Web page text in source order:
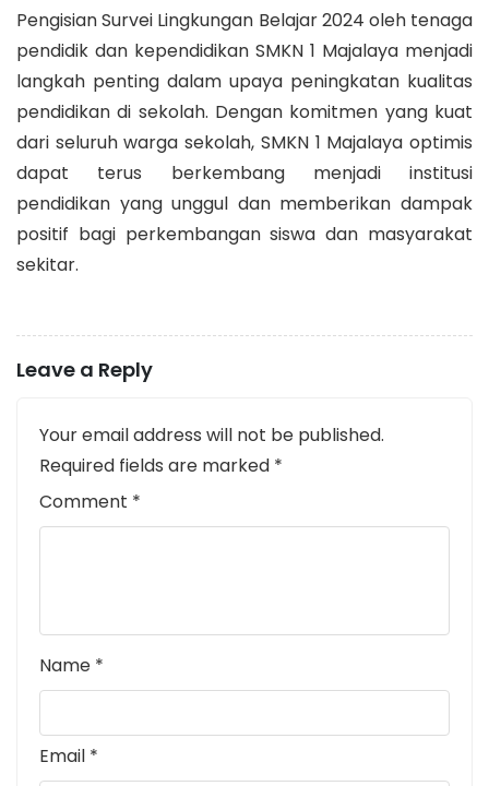
Pengisian Survei Lingkungan Belajar 2024 oleh tenaga
pendidik dan kependidikan SMKN 1 Majalaya menjadi
langkah penting dalam upaya peningkatan kualitas
pendidikan di sekolah. Dengan komitmen yang kuat
dari seluruh warga sekolah, SMKN 1 Majalaya optimis
dapat terus berkembang menjadi institusi
pendidikan yang unggul dan memberikan dampak
positif bagi perkembangan siswa dan masyarakat
sekitar.
Leave a Reply
Your email address will not be published.
Required fields are marked *
Comment *
Name *
Email *